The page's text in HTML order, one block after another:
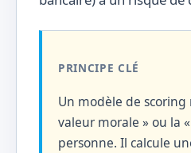
PRINCIPE CLÉ
Un modèle de scoring
valeur morale » ou la
personne. Il calcule